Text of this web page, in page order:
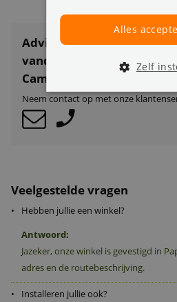
Advies nodig over Reolink
vandalismebestendige
Camera AI?
Neem contact op met onze
Veelgestelde vragen
•
Hebben jullie een winkel?
Antwoord:
Jazeker, onze winkel is gevestigd in
adres en de routebeschrijving.
• Installeren jullie ook?
Alles
Zelf